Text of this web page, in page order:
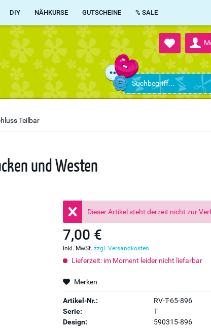
DIY NÄHKURSE GUTSCHEINE % SALE
Teilbar
und Westen
Dieser Artikel steht derzeit nicht zur
7,00 €
inkl. MwSt.zzgl. Versandkosten
Lieferzeit: im Moment leider nicht liefarbar
Merken
Artikel-Nr.:
RV-T-65-896
Serie:
T
Design:
590315-896